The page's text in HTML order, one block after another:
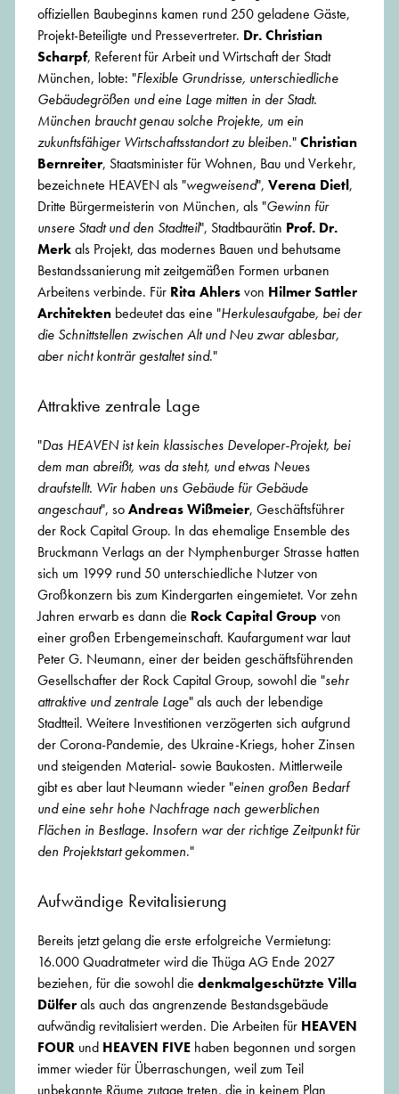
offiziellen Baubeginns kamen rund 250 geladene Gäste,
Projekt-Beteiligte und Pressevertreter. Dr. Christian
Scharpf, Referent für Arbeit und Wirtschaft der Stadt
München, lobte: "Flexible Grundrisse, unterschiedliche
Gebäudegrößen und eine Lage mitten in der Stadt.
München braucht genau solche Projekte, um ein
zukunftsfähiger Wirtschaftsstandort zu bleiben."Christian
Bernreiter, Staatsminister für Wohnen, Bau und Verkehr,
bezeichnete HEAVEN als "wegweisend", Verena Dietl,
Dritte Bürgermeisterin von München, als "Gewinn für
unsere Stadt und den Stadtteil", Stadtbaurätin Prof. Dr.
Merkals Projekt, das modernes Bauen und behutsame
Bestandssanierung mit zeitgemäßen Formen urbanen
Arbeitens verbinde. Für Rita Ahlersvon Hilmer Sattler
Architekten bedeutet das eine "Herkulesaufgabe, bei der
die Schnittstellen zwischen Alt und Neu zwar ablesbar,
aber nicht konträr gestaltet sind."
Attraktive zentrale Lage
"Das HEAVEN ist kein klassisches Developer-Projekt, bei
dem man abreißt, was da steht, und etwas Neues
draufstellt. Wir haben uns Gebäude für Gebäude
angeschaut", soAndreas Wißmeier, Geschäftsführer
der Rock Capital Group. In das ehemalige Ensemble des
Bruckmann Verlags an der Nymphenburger Strasse hatten
sich um 1999 rund 50 unterschiedliche Nutzer von
Großkonzern bis zum Kindergarten eingemietet. Vor zehn
Jahren erwarb es dann die Rock Capital Group von
einer großen Erbengemeinschaft. Kaufargument war laut
Peter G. Neumann, einer der beiden geschäftsführenden
Gesellschafter der Rock Capital Group, sowohl die "sehr
attraktive und zentrale Lage" als auch der lebendige
Stadtteil. Weitere Investitionen verzögerten sich aufgrund
der Corona-Pandemie, des Ukraine-Kriegs, hoher Zinsen
und steigenden Material- sowie Baukosten. Mittlerweile
gibt es aber laut Neumann wieder "einen großen Bedarf
und eine sehr hohe Nachfrage nach gewerblichen
Flächen in Bestlage. Insofern war der richtige Zeitpunkt für
den Projektstart gekommen."
Aufwändige Revitalisierung
Bereits jetzt gelang die erste erfolgreiche Vermietung:
16.000 Quadratmeter wird die Thüga AG Ende 2027
beziehen, für die sowohl die denkmalgeschützte Villa
Dülferals auch das angrenzende Bestandsgebäude
aufwändig revitalisiert werden. Die Arbeiten für HEAVEN
FOUR und HEAVEN FIVE haben begonnen und sorgen
immer wieder für Überraschungen, weil zum Teil
unbekannte Räume zutage treten, die in keinem Plan